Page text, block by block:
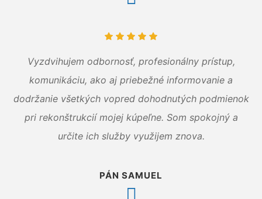
Vyzdvihujem odbornosť, profesionálny prístup,
komunikáciu, ako aj priebežné informovanie a
dodržanie všetkých vopred dohodnutých podmienok
pri rekonštrukcií mojej kúpeľne. Som spokojný a
určite ich služby využijem znova.
PÁN SAMUEL